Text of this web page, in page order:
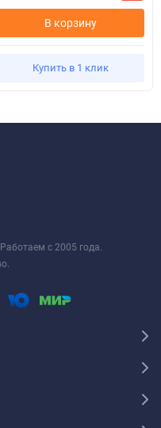
В корзину
Купить в 1 клик
с 2005 года.